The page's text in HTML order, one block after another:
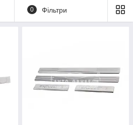
0 Фільтри